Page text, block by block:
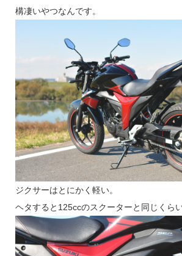
構凄いやつなんです。
ジクサーはとにかく軽い。
ヘタすると125ccのスクーターと同じくら